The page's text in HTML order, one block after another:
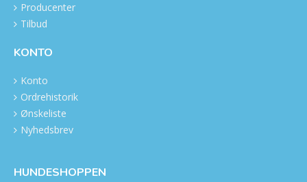
Producenter
Tilbud
KONTO
Konto
Ordrehistorik
Ønskeliste
Nyhedsbrev
HUNDESHOPPEN